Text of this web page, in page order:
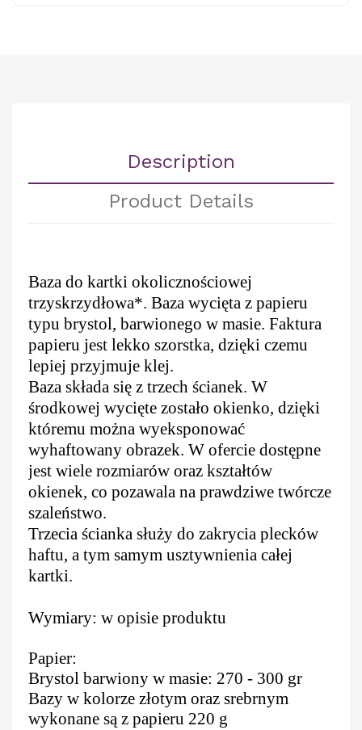
Description
Product Details
Baza do kartki okolicznościowej
trzyskrzydłowa*. Baza wycięta z papieru
typu brystol, barwionego w masie. Faktura
papieru jest lekko szorstka, dzięki czemu
lepiej przyjmuje klej.
Baza składa się z trzech ścianek. W
środkowej wycięte zostało okienko, dzięki
któremu można wyeksponować
wyhaftowany obrazek. W ofercie dostępne
jest wiele rozmiarów oraz kształtów
okienek, co pozawala na prawdziwe twórcze
szaleństwo.
Trzecia ścianka służy do zakrycia plecków
haftu, a tym samym usztywnienia całej
kartki.
Wymiary: w opisie produktu
Papier:
Brystol barwiony w masie: 270 - 300 gr
Bazy w kolorze złotym oraz srebrnym
wykonane są z papieru 220 g